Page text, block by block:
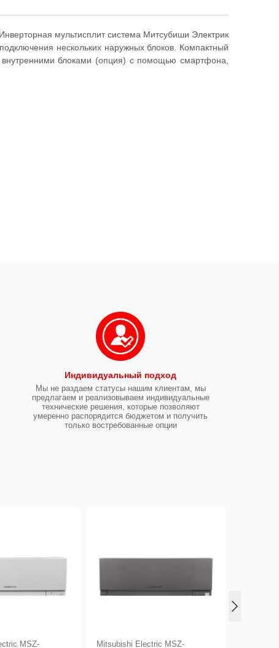
мультисплит система Митсубиши Электрик
нескольких наружных блоков. Компактный
блоками (опция) с помощью смартфона,
Индивидуальный подход
Мы не раздаем статусы нашим клиентам, мы
предлагаем и реализовываем индивидуальные
технические решения, которые позволяют
умеренно распорядится бюджетом и получить
только востребованные опции
MSZ- Mitsubishi Electric MSZ-